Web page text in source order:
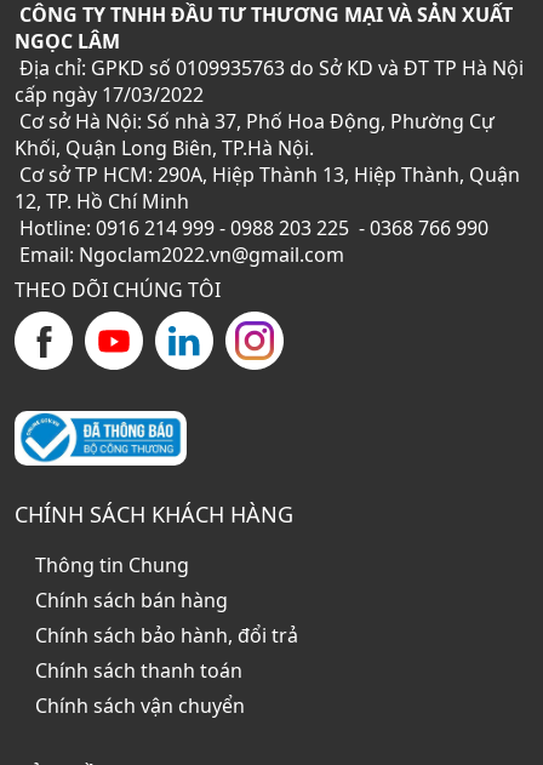
CÔNG TY TNHH ĐẦU TƯ THƯƠNG MẠI VÀ SẢN XUẤT
NGỌC LÂM
Địa chỉ: GPKD số 0109935763 do Sở KD và ĐT TP Hà Nội
cấp ngày 17/03/2022
Cơ sở Hà Nội: Số nhà 37, Phố Hoa Động, Phường Cự
Khối, Quận Long Biên, TP.Hà Nội.
Cơ sở TP HCM: 290A, Hiệp Thành 13, Hiệp Thành, Quận
12, TP. Hồ Chí Minh
Hotline: 0916 214 999 - 0988 203 225 - 0368 766 990
Email: Ngoclam2022.vn@gmail.com
THEO DÕI CHÚNG TÔI
CHÍNH SÁCH KHÁCH HÀNG
Thông tin Chung
Chính sách bán hàng
Chính sách bảo hành, đổi trả
Chính sách thanh toán
Chính sách vận chuyển